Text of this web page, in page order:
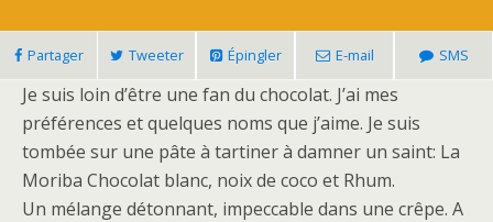
Partager Tweeter Épingler E-mail SMS
Je suis loin d’être une fan du chocolat. J’ai mes
préférences et quelques noms que j’aime. Je suis
tombée sur une pâte à tartiner à damner un saint: La
Moriba Chocolat blanc, noix de coco et Rhum.
Un mélange détonnant, impeccable dans une crêpe. A